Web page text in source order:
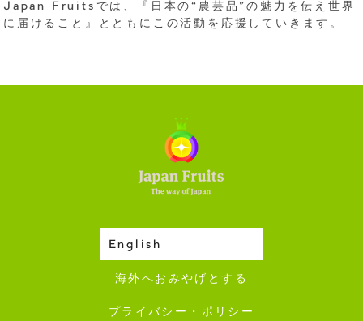
Japan Fruitsでは、『日本の“農芸品”の魅力を伝え世界
に届けること』とともにこの活動を応援していきます。
English収穫カレンダー
海外へおみやげとする
プライバシー・ポリシー